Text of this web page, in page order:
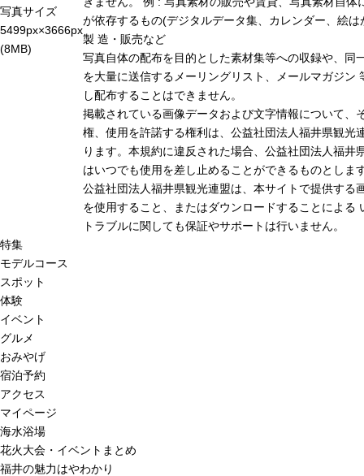
写真サイズ
5499px×3666px
(8MB)
が依存するもの(デジタルデータ集、カレンダー、絵は
製 造・販売など
写真自体の配布を目的とした素材集等への収録や、同
を大量に送信するメーリングリスト、メールマガジン
し配布することはできません。
掲載されている画像データおよび文字情報について、
権、使用を許諾する権利は、公益社団法人福井県観光
ります。本規約に違反された場合、公益社団法人福井
はいつでも使用を差し止めることができるものとしま
公益社団法人福井県観光連盟は、本サイトで提供する
を使用すること、またはダウンロードすることによる
トラブルに関しても保証やサポートは行いません。
特集
モデルコース
スポット
体験
イベント
グルメ
おみやげ
宿泊予約
アクセス
マイページ
海水浴場
花火大会・イベントまとめ
福井の魅力はやわかり